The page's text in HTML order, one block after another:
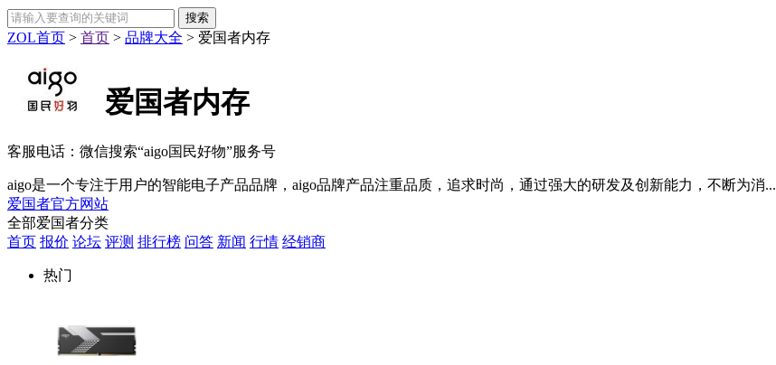
ZOL首页 > 首页 > 品牌大全 > 爱国者内存
爱国者内存
客服电话： 微信搜索“aigo国民好物”服务号
aigo是一个专注于用户的智能电子产品品牌，aigo品牌产品注重品质，追求时尚，通过强大的研发及创新能力，不断为消...
爱国者官方网站
全部爱国者分类
首页 报价 论坛 评测 排行榜 问答 新闻 行情 经销商
热门